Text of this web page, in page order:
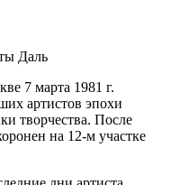
Даль
7 марта 1981 г.
артистов эпохи
творчества. После
на 12-м участке